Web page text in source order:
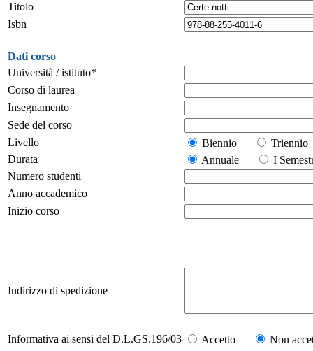
Titolo
Isbn
Dati corso
Università / istituto*
Corso di laurea
Insegnamento
Sede del corso
Livello
Biennio
Durata
Annuale
I
Numero studenti
Anno accademico
Inizio corso
Indirizzo di spedizione
Informativa ai sensi del D.L.GS.196/03 Accetto Non